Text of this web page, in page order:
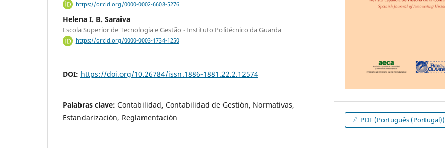
https://orcid.org/0000-0002-6608-5276
Helena I. B. Saraiva
Escola Superior de Tecnologia e Gestão - Instituto Politécnico da Guarda
https://orcid.org/0000-0003-1734-1250
DOI: https://doi.org/10.26784/issn.1886-1881.22.2.12574
Palabras clave: Contabilidad, Contabilidad de Gestión, Normativas,
Estandarización, Reglamentación
PDF (Português (Portugal))